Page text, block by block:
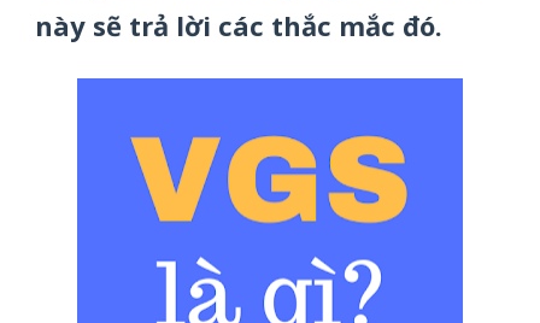
này sẽ trả lời các thắc mắc đó.